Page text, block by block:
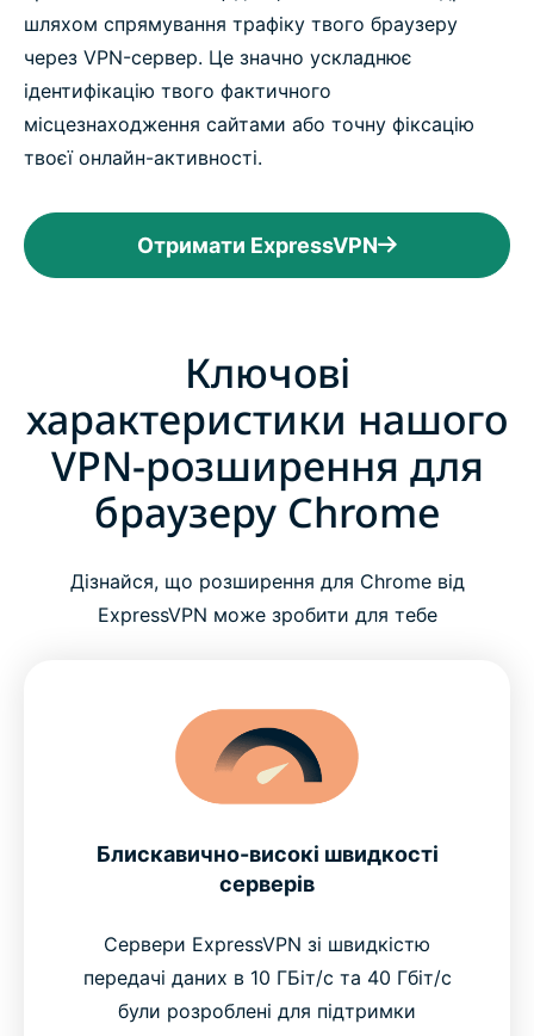
шляхом спрямування трафіку твого браузеру
через VPN-сервер. Це значно ускладнює
ідентифікацію твого фактичного
місцезнаходження сайтами або точну фіксацію
твоєї онлайн-активності.
Отримати ExpressVPN
Ключові
характеристики нашого
VPN-розширення для
браузеру Chrome
Дізнайся, що розширення для Chrome від
ExpressVPN може зробити для тебе
Блискавично-високі швидкості
серверів
Сервери ExpressVPN зі швидкістю
передачі даних в 10 ГБіт/с та 40 Гбіт/с
були розроблені для підтримки